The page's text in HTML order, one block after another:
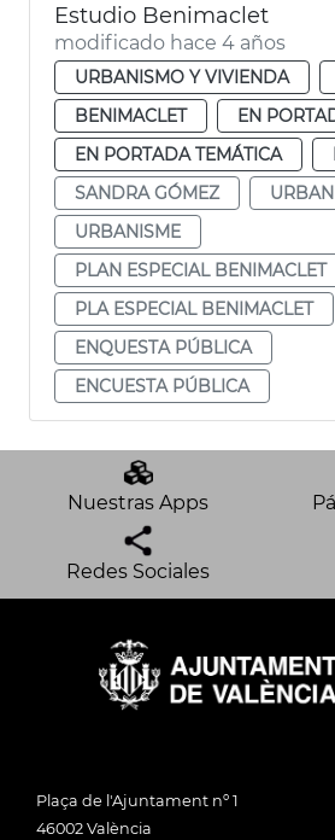
Estudio Benimaclet
modificado hace 4 años
URBANISMO Y VIVIENDA
BENIMACLET
EN
EN PORTADA TEMÁTICA
SANDRA GÓMEZ
URBANISME
PLAN ESPECIAL BENIMACLET
PLA ESPECIAL BENIMACLET
ENQUESTA PÚBLICA
ENCUESTA PÚBLICA
Nuestras Apps
Redes Sociales
Plaça de l'Ajuntament nº 1
46002 València